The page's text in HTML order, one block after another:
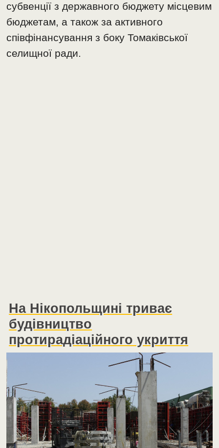
субвенції з державного бюджету місцевим
бюджетам, а також за активного
співфінансування з боку Томаківської
селищної ради.
На Нікопольщині триває
будівництво
протирадіаційного укриття